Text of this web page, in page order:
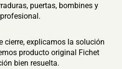
puertas, bombines y
cierre, explicamos la solución
producto original Fichet
bien resuelta.